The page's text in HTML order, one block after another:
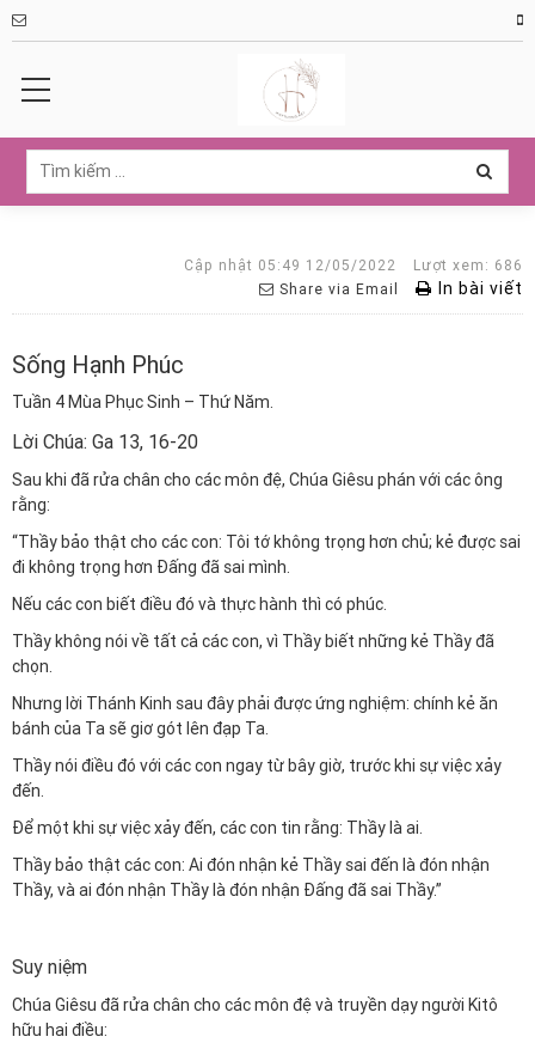
Cập nhật 05:49 12/05/2022
Lượt xem: 686
Share via Email
In bài viết
Sống Hạnh Phúc
Tuần 4 Mùa Phục Sinh – Thứ Năm.
Lời Chúa: Ga 13, 16-20
Sau khi đã rửa chân cho các môn đệ, Chúa Giêsu phán với các ông
rằng:
“Thầy bảo thật cho các con: Tôi tớ không trọng hơn chủ; kẻ được sai
đi không trọng hơn Đấng đã sai mình.
Nếu các con biết điều đó và thực hành thì có phúc.
Thầy không nói về tất cả các con, vì Thầy biết những kẻ Thầy đã
chọn.
Nhưng lời Thánh Kinh sau đây phải được ứng nghiệm: chính kẻ ăn
bánh của Ta sẽ giơ gót lên đạp Ta.
Thầy nói điều đó với các con ngay từ bây giờ, trước khi sự việc xảy
đến.
Để một khi sự việc xảy đến, các con tin rằng: Thầy là ai.
Thầy bảo thật các con: Ai đón nhận kẻ Thầy sai đến là đón nhận
Thầy, và ai đón nhận Thầy là đón nhận Đấng đã sai Thầy.”
Suy niệm
Chúa Giêsu đã rửa chân cho các môn đệ và truyền dạy người Kitô
hữu hai điều: